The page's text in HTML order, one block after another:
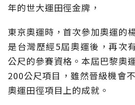
年的世大運田徑金牌，
東京奧運時，首次參加奧運的
是台灣歷經5屆奧運後，再次
公尺的參賽資格。本屆巴黎奧
200公尺項目，雖然晉級機會
奧運田徑項目上的成就。